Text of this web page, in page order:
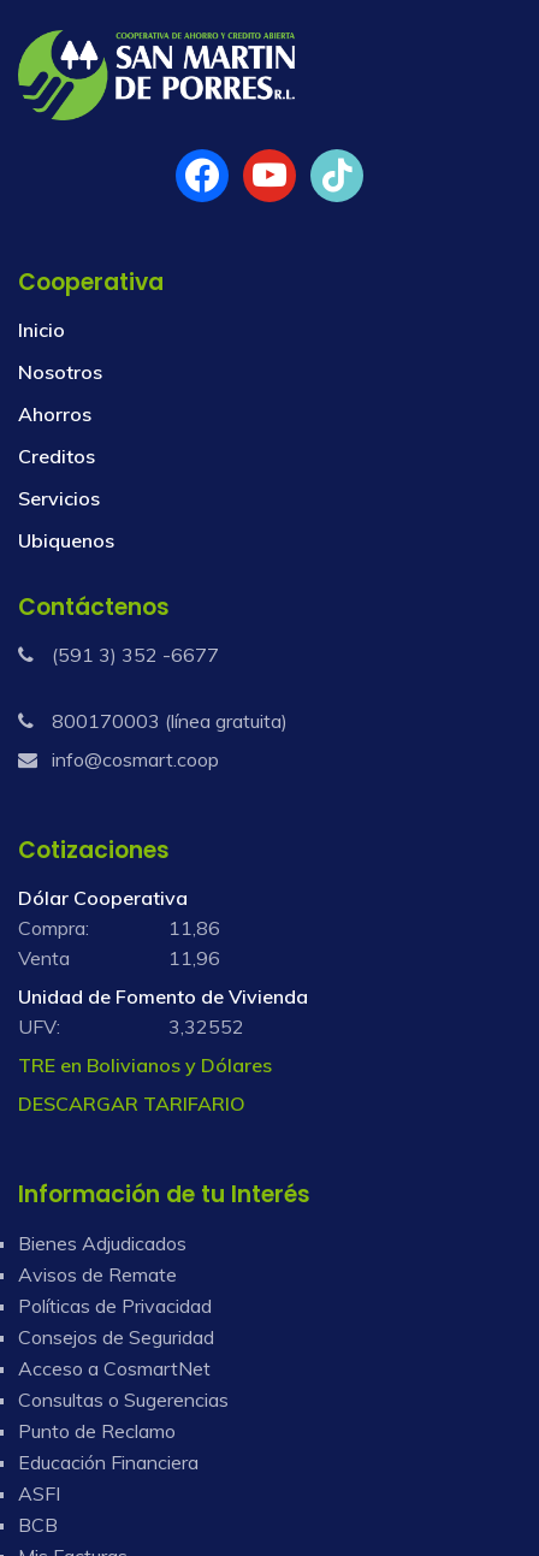
Cooperativa
Inicio
Nosotros
Ahorros
Creditos
Servicios
Ubiquenos
Contáctenos
(591 3) 352 -6677
800170003 (línea gratuita)
info@cosmart.coop
Cotizaciones
Dólar Cooperativa
Compra:
11,86
Venta
11,96
Unidad de Fomento de Vivienda
UFV:
3,32552
TRE en Bolivianos y Dólares
DESCARGAR TARIFARIO
Información de tu Interés
Bienes Adjudicados
Avisos de Remate
Políticas de Privacidad
Consejos de Seguridad
Acceso a CosmartNet
Consultas o Sugerencias
Punto de Reclamo
Educación Financiera
ASFI
BCB